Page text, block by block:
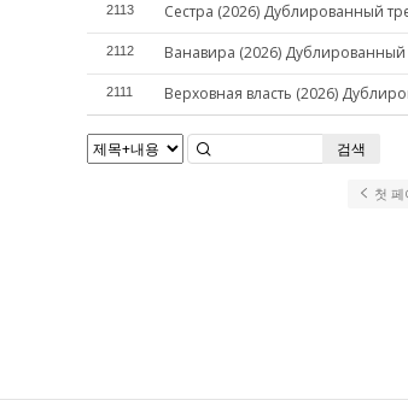
2113 Сестра (2026) Дублированный
2112 Ванавира (2026) Дублированный
2111 Верховная власть (2026)
검색
첫 페